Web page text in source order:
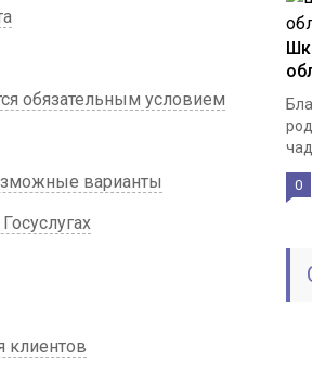
обязательным условием
варианты
клиентов
0